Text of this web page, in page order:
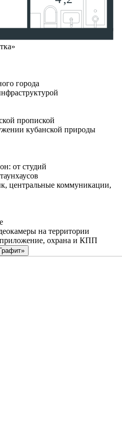
города
пропиской
кубанской природы
от студий
центральные коммуникации,
на территории
приложение, охрана и КПП